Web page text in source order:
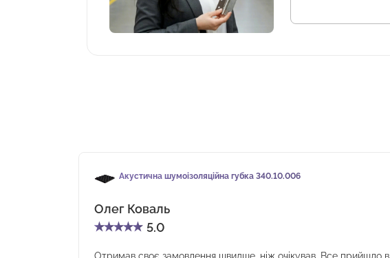
Акустична шумоізоляційна губка 340.10.006
Олег Коваль
★★★★★ 5.0
Отримав своє замовлення швидше, ніж очікував. Все прийшло в